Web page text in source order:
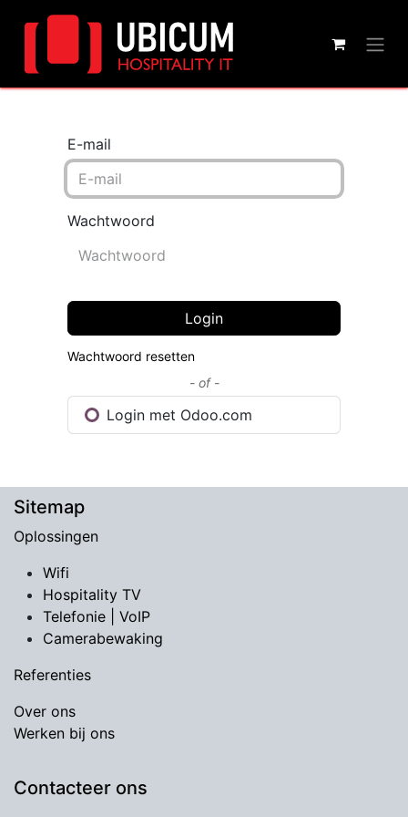
E-mail
Wachtwoord
Login
Wachtwoord resetten
- of -
Login met Odoo.com
Sitemap
Oplossingen
Wifi
Hospitality TV
​Telefonie | VoIP
Camerabewaking
Referenties
Over ons
Werken bij ons
Contacteer ons